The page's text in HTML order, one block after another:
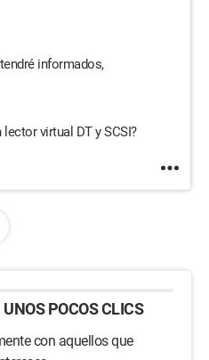
informados,
virtual DT y SCSI?
POCOS CLICS
con aquellos que